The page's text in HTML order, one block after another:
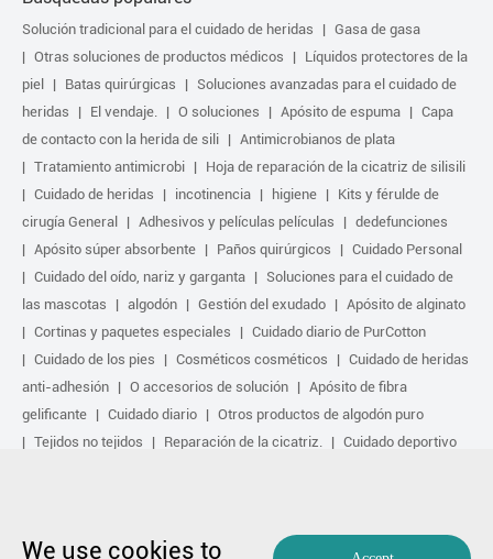
Solución tradicional para el cuidado de heridas
Gasa de gasa
Otras soluciones de productos médicos
Líquidos protectores de la
piel
Batas quirúrgicas
Soluciones avanzadas para el cuidado de
heridas
El vendaje. O soluciones Apósito de espuma
Capa
de contacto con la herida de sili
Antimicrobianos de plata
Tratamiento antimicrobi
Hoja de reparación de la cicatriz de silisili
Cuidado de heridas
incotinencia higiene
Kits y férulde de
cirugía General
Adhesivos y películas películas
dedefunciones
Apósito súper absorbente
Paños quirúrgicos
Cuidado Personal
Cuidado del oído, nariz y garganta
Soluciones para el cuidado de
las mascotas
algodón Gestión del exudado
Apósito de alginato
Cortinas y paquetes especiales
Cuidado diario de PurCotton
Cuidado de los pies
Cosméticos cosméticos
Cuidado de heridas
anti-adhesión
O accesorios de solución
Apósito de fibra
gelificante
Cuidado diario
Otros productos de algodón puro
Tejidos no tejidos
Reparación de la cicatriz.
Cuidado deportivo
Copyright by 1991-2023 Winner Medical Co., Ltd. Todos los derechos
We use cookies to